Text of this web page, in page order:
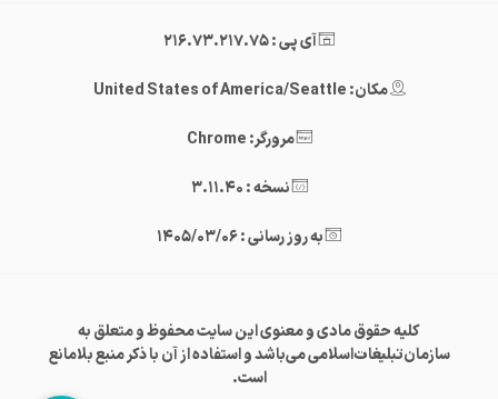
آی پی : 216.73.217.75
مکان: United States of America/Seattle
مرورگر: Chrome
نسخه : 3.11.40
به روز رسانی : 1405/03/06
کلیه حقوق مادی و معنوی این سایت محفوظ و متعلق به
سازمان‌تبلیغات‌اسلامی می‌باشد و استفاده از آن با ذکر منبع بلامانع
است.